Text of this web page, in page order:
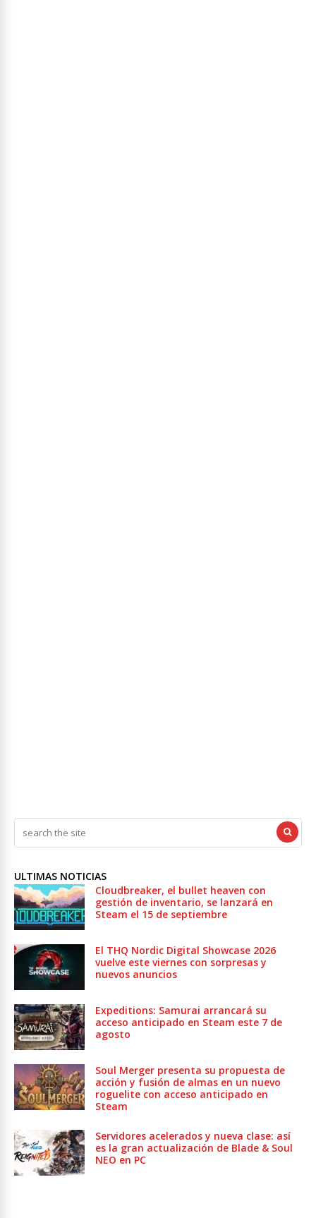
ULTIMAS NOTICIAS
Cloudbreaker, el bullet heaven con
gestión de inventario, se lanzará en
Steam el 15 de septiembre
El THQ Nordic Digital Showcase 2026
vuelve este viernes con sorpresas y
nuevos anuncios
Expeditions: Samurai arrancará su
acceso anticipado en Steam este 7 de
agosto
Soul Merger presenta su propuesta de
acción y fusión de almas en un nuevo
roguelite con acceso anticipado en
Steam
Servidores acelerados y nueva clase: así
es la gran actualización de Blade & Soul
NEO en PC